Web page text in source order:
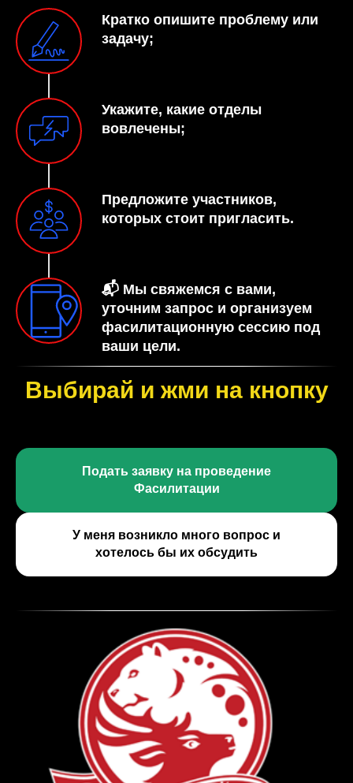
Кратко опишите проблему или
задачу;
Укажите, какие отделы
вовлечены;
Предложите участников,
которых стоит пригласить.
📬 Мы свяжемся с вами,
уточним запрос и организуем
фасилитационную сессию под
ваши цели.
Выбирай и жми на кнопку
Подать заявку на проведение
Фасилитации
У меня возникло много вопрос и
хотелось бы их обсудить